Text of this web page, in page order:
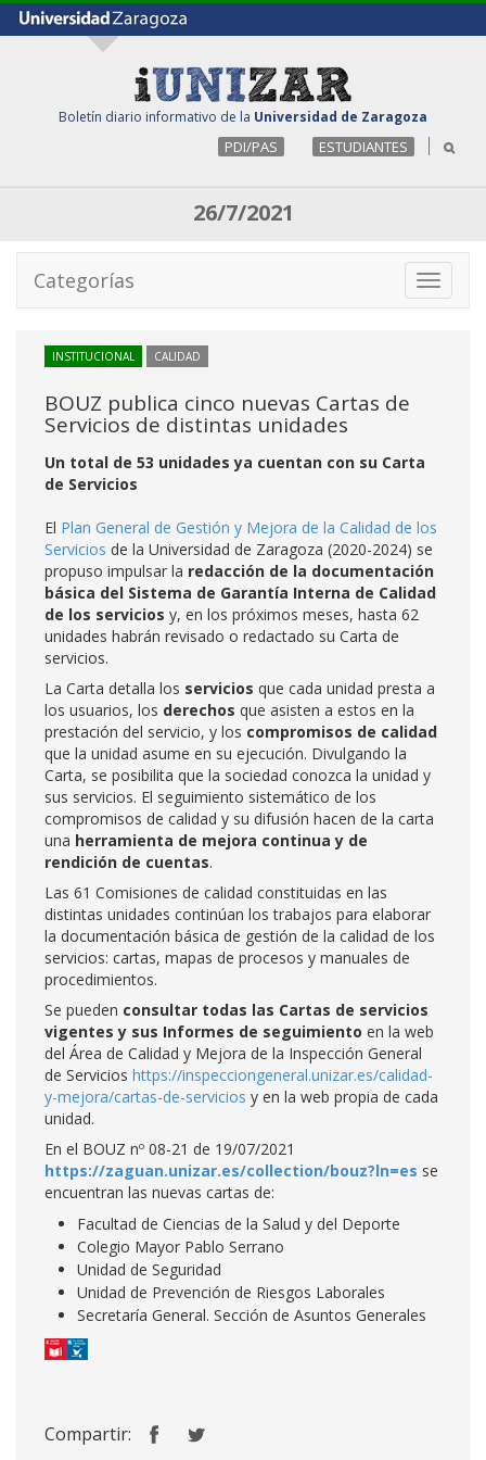
Boletín diario informativo de la Universidad de Zaragoza
PDI/PAS ESTUDIANTES
26/7/2021
Toggle
Categorías
INSTITUCIONAL CALIDAD
BOUZ publica cinco nuevas Cartas de
Servicios de distintas unidades
Un total de 53 unidades ya cuentan con su Carta
de Servicios
El Plan General de Gestión y Mejora de la Calidad de los
Servicios de la Universidad de Zaragoza (2020-2024) se
propuso impulsar la redacción de la documentación
básica del Sistema de Garantía Interna de Calidad
de los servicios y, en los próximos meses, hasta 62
unidades habrán revisado o redactado su Carta de
servicios.
La Carta detalla los servicios que cada unidad presta a
los usuarios, los derechos que asisten a estos en la
prestación del servicio, y los compromisos de calidad
que la unidad asume en su ejecución. Divulgando la
Carta, se posibilita que la sociedad conozca la unidad y
sus servicios. El seguimiento sistemático de los
compromisos de calidad y su difusión hacen de la carta
una herramienta de mejora continua y de
rendición de cuentas.
Las 61 Comisiones de calidad constituidas en las
distintas unidades continúan los trabajos para elaborar
la documentación básica de gestión de la calidad de los
servicios: cartas, mapas de procesos y manuales de
procedimientos.
Se pueden consultar todas las Cartas de servicios
vigentes y sus Informes de seguimiento en la web
del Área de Calidad y Mejora de la Inspección General
de Servicios https://inspecciongeneral.unizar.es/calidad-
y-mejora/cartas-de-servicios y en la web propia de cada
unidad.
En el BOUZ nº 08-21 de 19/07/2021
https://zaguan.unizar.es/collection/bouz?ln=es se
encuentran las nuevas cartas de:
Facultad de Ciencias de la Salud y del Deporte
Colegio Mayor Pablo Serrano
Unidad de Seguridad
Unidad de Prevención de Riesgos Laborales
Secretaría General. Sección de Asuntos Generales
Compartir: